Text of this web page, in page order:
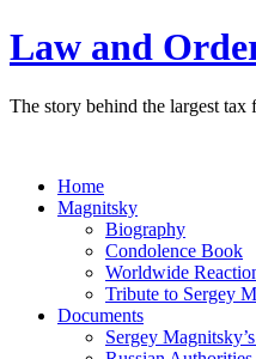
Law and
The story behind the largest tax
Home
Magnitsky
Biography
Condolence Book
Worldwide
Tribute to Sergey
Documents
Sergey